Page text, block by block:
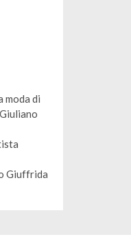
moda di
Giuffrida